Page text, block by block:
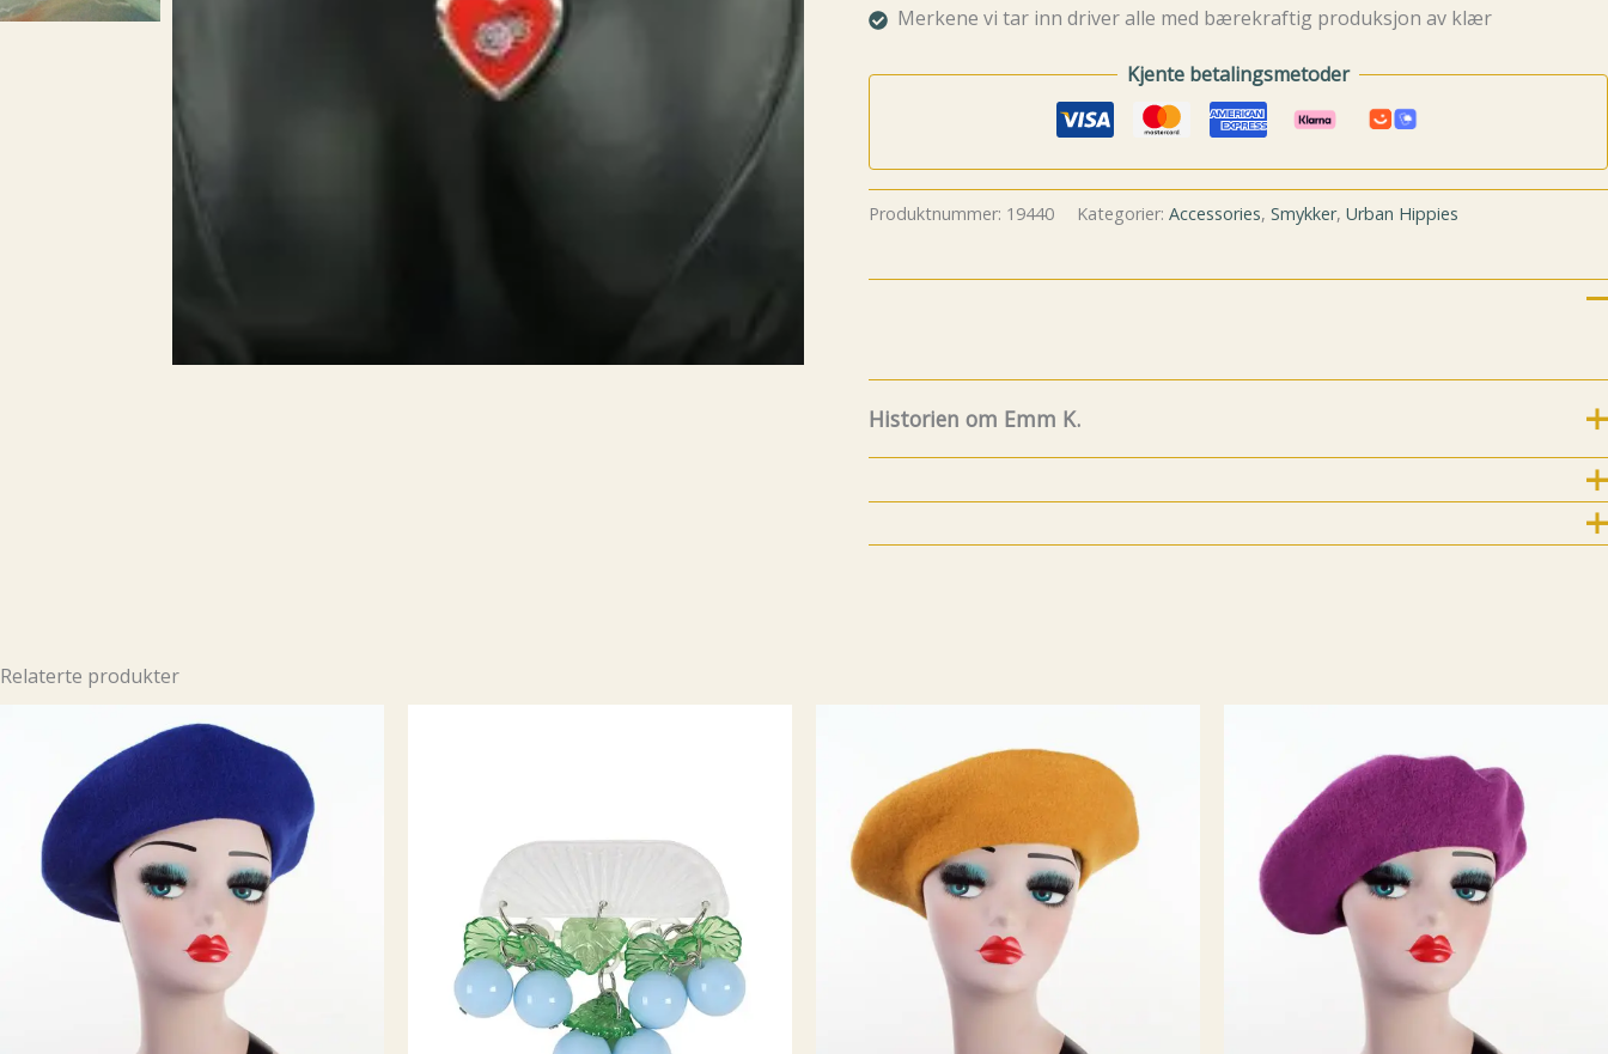
Merkene vi tar inn driver alle med bærekraftig produksjon av klær
Kjente betalingsmetoder
Produktnummer: 19440 Kategorier: Accessories, Smykker, Urban Hippies
Historien om Emm K.
8.7.2019 ble Emm K.-butikken født! Emm K. startet
litt før det, men da var konseptet noe annerledes. Det startet med at jeg etter 17
så hadde jeg en systue i Lituaen som fikk tilsendt mønster, mål og stoffer av Emm
mulig noe tilpasning hos meg. Etter en liten stund så mistet jeg dette samarbeidet
Og av erfaring visste jeg at det IKKE ville gå rundt økonomisk , med å
produsere alt selv til privatkunder. Det ligger mye jobb bak et klesplagg
Så da endte det med at jeg valgte å ta inn klesmerker som jeg selv elsker og har
selv handlet i storbyene. Fredrikstad er jo en liten storby (i følge oss selv i allefall
) så hvorfor skal ikke vi ha en like kul vintageinspirert klesbutikk som de andre
kule byene har?
Resten er historie og i dag er Emm K. en liten bedrift med fine
vikarer og støttespillere og kanskje de kuleste kundene?
5 år er gått,
spennende å se hva de neste 5 vil by på! Takk til dere alle, love you all
Relaterte produkter